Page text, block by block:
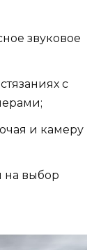
звуковое
с
и камеру
на выбор